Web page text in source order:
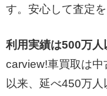
す。安心して査定
利用実績は500万人
carview!車買取は
以来、延べ450万